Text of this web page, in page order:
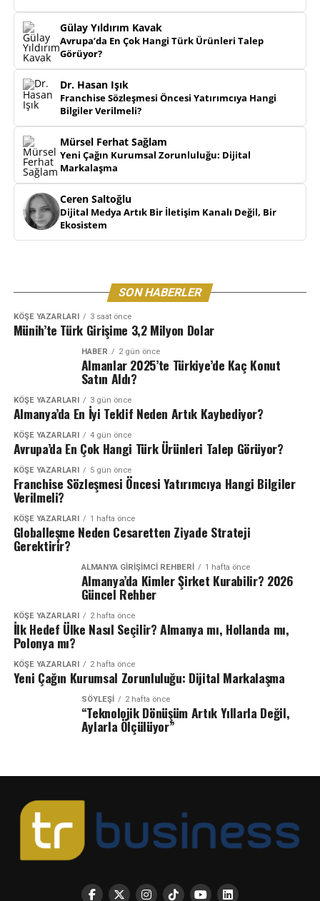
Gülay Yıldırım Kavak
Avrupa’da En Çok Hangi Türk Ürünleri Talep
Görüyor?
Dr. Hasan Işık
Franchise Sözleşmesi Öncesi Yatırımcıya Hangi
Bilgiler Verilmeli?
Mürsel Ferhat Sağlam
Yeni Çağın Kurumsal Zorunluluğu: Dijital
Markalaşma
Ceren Saltoğlu
Dijital Medya Artık Bir İletişim Kanalı Değil, Bir
Ekosistem
SON HABERLER
KÖŞE YAZARLARI 3 saat önce
Münih’te Türk Girişime 3,2 Milyon Dolar
HABER 2 gün önce
Almanlar 2025’te Türkiye’de Kaç Konut
Satın Aldı?
KÖŞE YAZARLARI 3 gün önce
Almanya’da En İyi Teklif Neden Artık Kaybediyor?
KÖŞE YAZARLARI 4 gün önce
Avrupa’da En Çok Hangi Türk Ürünleri Talep Görüyor?
KÖŞE YAZARLARI 5 gün önce
Franchise Sözleşmesi Öncesi Yatırımcıya Hangi Bilgiler
Verilmeli?
KÖŞE YAZARLARI 1 hafta önce
Globalleşme Neden Cesaretten Ziyade Strateji
Gerektirir?
ALMANYA GIRIŞIMCI REHBERI 1 hafta önce
Almanya’da Kimler Şirket Kurabilir? 2026
Güncel Rehber
KÖŞE YAZARLARI 2 hafta önce
İlk Hedef Ülke Nasıl Seçilir? Almanya mı, Hollanda mı,
Polonya mı?
KÖŞE YAZARLARI 2 hafta önce
Yeni Çağın Kurumsal Zorunluluğu: Dijital Markalaşma
SÖYLEŞİ 2 hafta önce
“Teknolojik Dönüşüm Artık Yıllarla Değil,
Aylarla Ölçülüyor”